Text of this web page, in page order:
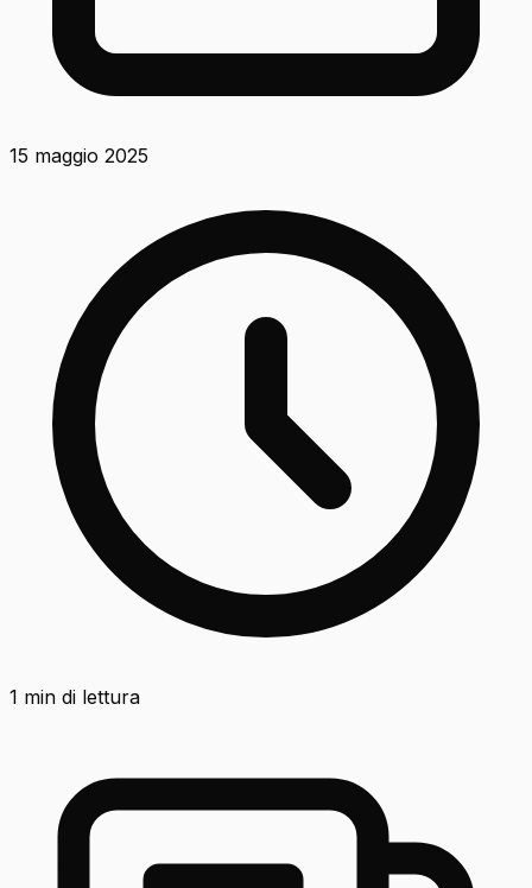
15 maggio 2025
1 min di lettura